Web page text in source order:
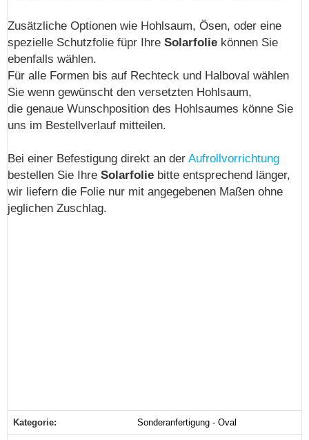
Zusätzliche Optionen wie Hohlsaum, Ösen, oder eine
spezielle Schutzfolie füpr Ihre Solarfolie können Sie
ebenfalls wählen.
Für alle Formen bis auf Rechteck und Halboval wählen
Sie wenn gewünscht den versetzten Hohlsaum,
die genaue Wunschposition des Hohlsaumes könne Sie
uns im Bestellverlauf mitteilen.
Bei einer Befestigung direkt an der Aufrollvorrichtung
bestellen Sie Ihre Solarfolie bitte entsprechend länger,
wir liefern die Folie nur mit angegebenen Maßen ohne
jeglichen Zuschlag.
Produkteigenschaft
Wert
Kategorie: Sonderanfertigung - Oval